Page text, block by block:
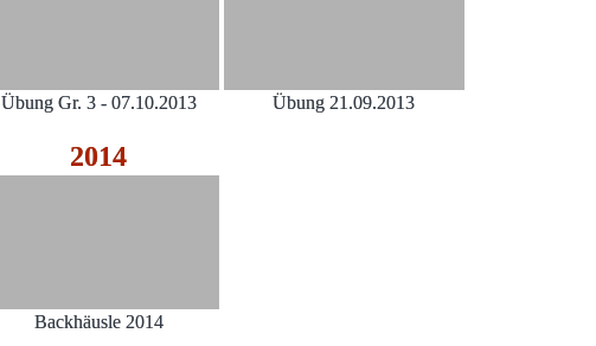
Übung Gr. 3 - 07.10.2013 Übung 21.09.2013
2014
Backhäusle 2014